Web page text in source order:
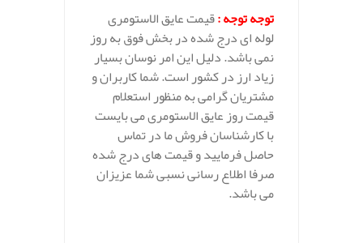
توجه توجه :قیمت عایق الاستومری
لوله ای درج شده در بخش فوق به روز
نمی باشد. دلیل این امر نوسان بسیار
زیاد ارز در کشور است. شما کاربران و
مشتریان گرامی به منظور استعلام
قیمت روز عایق الاستومری می بایست
با کارشناسان فروش ما در تماس
حاصل فرمایید و قیمت های درج شده
صرفا اطلاع رسانی نسبی شما عزیزان
می باشد.